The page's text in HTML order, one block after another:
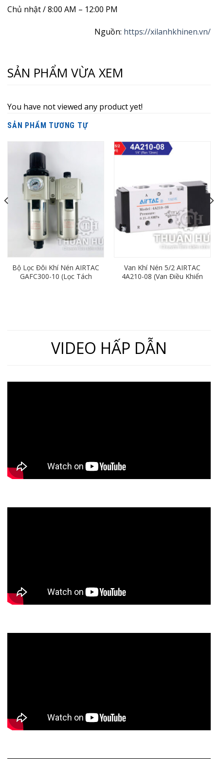
Chủ nhật / 8:00 AM – 12:00 PM
Nguồn: https://xilanhkhinen.vn/
SẢN PHẨM VỪA XEM
You have not viewed any product yet!
SẢN PHẨM TƯƠNG TỰ
Bộ Lọc Đôi Khí Nén AIRTAC
GAFC300-10 (Lọc Tách
Van Khí Nén 5/2 AIRTAC
4A210-08 (Van Điều Khiển
VIDEO HẤP DẪN